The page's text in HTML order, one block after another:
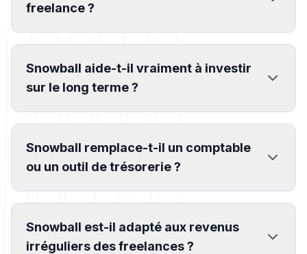
freelance ?
Snowball aide-t-il vraiment à investir
sur le long terme ?
Snowball remplace-t-il un comptable
ou un outil de trésorerie ?
Snowball est-il adapté aux revenus
irréguliers des freelances ?